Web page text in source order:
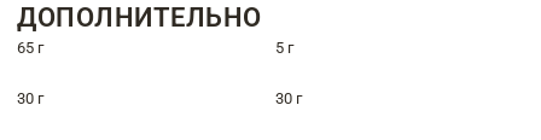
ДОПОЛНИТЕЛЬНО
65 г 5 г
30 г 30 г